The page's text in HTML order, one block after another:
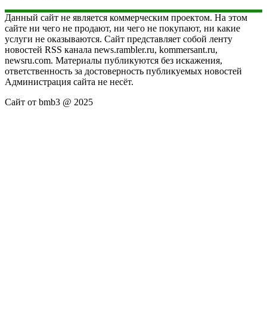
Данный сайт не является коммерческим проектом. На этом
сайте ни чего не продают, ни чего не покупают, ни какие
услуги не оказываются. Сайт представляет собой ленту
новостей RSS канала news.rambler.ru, kommersant.ru,
newsru.com. Материалы публикуются без искажения,
ответственность за достоверность публикуемых новостей
Администрация сайта не несёт.
Сайт от bmb3 @ 2025